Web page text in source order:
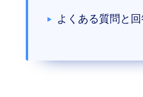
よくある質問と